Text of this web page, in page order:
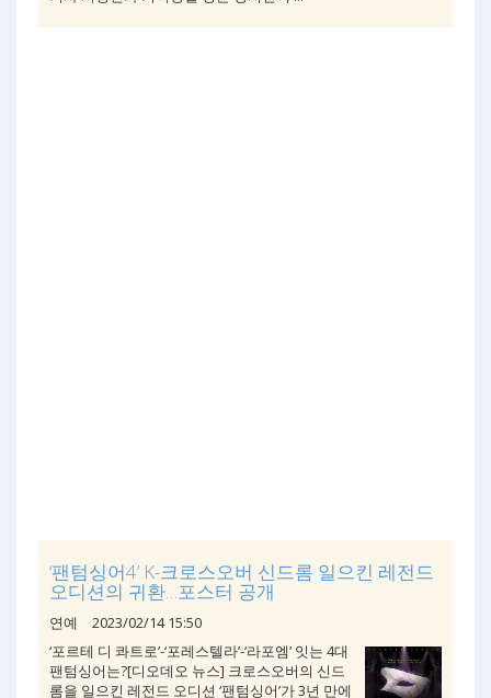
‘팬텀싱어4’ K-크로스오버 신드롬 일으킨 레전드
오디션의 귀환…포스터 공개
연예
2023/02/14 15:50
‘포르테 디 콰트로’-‘포레스텔라’-‘라포엠’ 잇는 4대
팬텀싱어는?[디오데오 뉴스] 크로스오버의 신드
롬을 일으킨 레전드 오디션 ‘팬텀싱어’가 3년 만에